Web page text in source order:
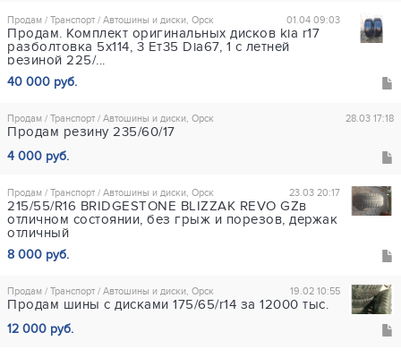
01.04 09:03
Продам / Транспорт / Автошины и диски, Орск
Продам. Комплект оригинальных дисков kia r17
разболтовка 5х114, 3 Ет35 Dia67, 1 с летней
резиной 225/...
40 000 руб.
28.03 17:18
Продам / Транспорт / Автошины и диски, Орск
Продам резину 235/60/17
4 000 руб.
23.03 20:17
Продам / Транспорт / Автошины и диски, Орск
215/55/R16 BRIDGESTONE BLIZZAK REVO GZв
отличном состоянии, без грыж и порезов, держак
отличный
8 000 руб.
19.02 10:55
Продам / Транспорт / Автошины и диски, Орск
Продам шины с дисками 175/65/r14 за 12000 тыс.
12 000 руб.